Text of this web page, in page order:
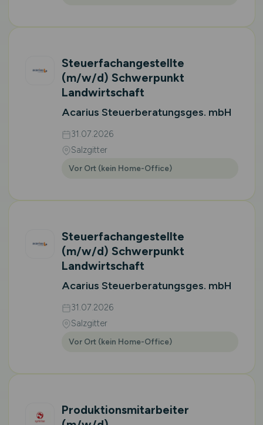
Steuerfachangestellte
(m/w/d) Schwerpunkt
Landwirtschaft
Acarius Steuerberatungsges. mbH
31.07.2026
Salzgitter
Vor Ort (kein Home-Office)
Steuerfachangestellte
(m/w/d) Schwerpunkt
Landwirtschaft
Acarius Steuerberatungsges. mbH
31.07.2026
Salzgitter
Vor Ort (kein Home-Office)
Produktionsmitarbeiter